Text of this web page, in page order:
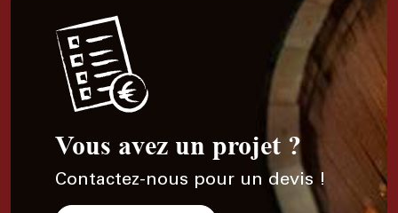
Vous avez un projet ?
Contactez-nous pour un devis !